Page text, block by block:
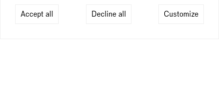
Accept all Decline all Customize
un thème (tant par son contenu que dans son esthétique)